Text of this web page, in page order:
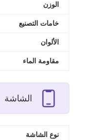
الوزن
خامات التصنيع
الألوان
مقاومة الماء
الشاشة
نوع الشاشة